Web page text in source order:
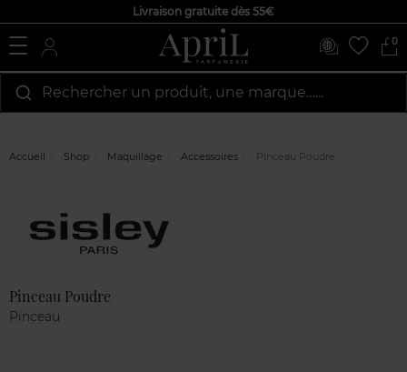
Livraison gratuite dès 55€
0
Rechercher un produit, une marque…...
Accueil Shop Maquillage Accessoires Pinceau Poudre
Pinceau Poudre
Pinceau